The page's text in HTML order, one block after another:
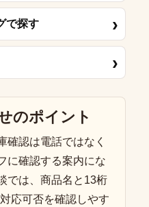
で探す ›
›
のポイント
確認は電話ではなく
に確認する案内にな
では、商品名と13桁
応可否を確認しやす